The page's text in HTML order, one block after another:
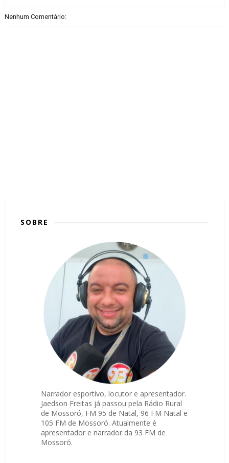
Nenhum Comentário:
SOBRE
Narrador esportivo, locutor e apresentador.
Jaedson Freitas já passou pela Rádio Rural
de Mossoró, FM 95 de Natal, 96 FM Natal e
105 FM de Mossoró. Atualmente é
apresentador e narrador da 93 FM de
Mossoró.